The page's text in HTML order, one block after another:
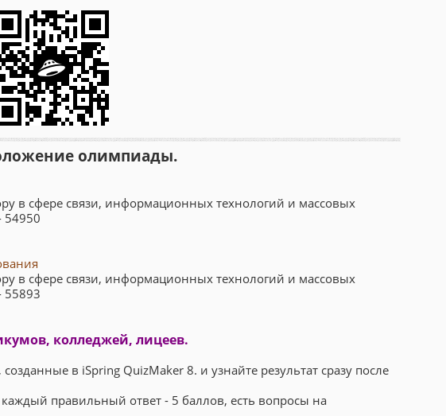
олимпиады.
в сфере связи, информационных технологий и массовых
54950
в сфере связи, информационных технологий и массовых
55893
колледжей, лицеев.
в iSpring QuizMaker 8. и узнайте результат сразу после
правильный ответ - 5 баллов, есть вопросы на